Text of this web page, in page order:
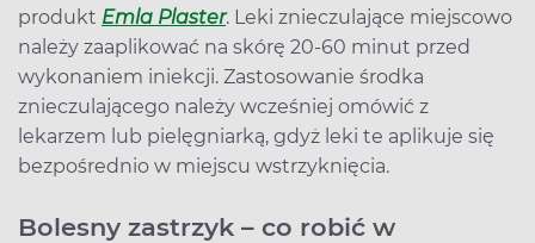
produkt Emla Plaster. Leki znieczulające miejscowo
należy zaaplikować na skórę 20-60 minut przed
wykonaniem iniekcji. Zastosowanie środka
znieczulającego należy wcześniej omówić z
lekarzem lub pielęgniarką, gdyż leki te aplikuje się
bezpośrednio w miejscu wstrzyknięcia.
Bolesny zastrzyk – co robić w